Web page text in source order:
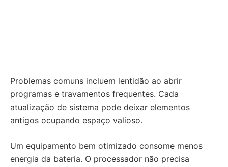
Problemas comuns incluem lentidão ao abrir
programas e travamentos frequentes. Cada
atualização de sistema pode deixar elementos
antigos ocupando espaço valioso.
Um equipamento bem otimizado consome menos
energia da bateria. O processador não precisa